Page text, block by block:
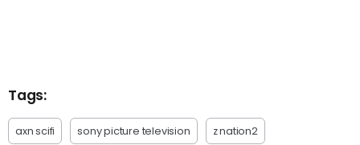
Tags:
axn scifi sony picture television z nation2